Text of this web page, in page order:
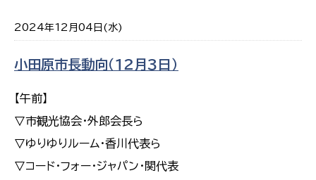
2024年12月04日(水)
小田原市長動向（１２月３日）
【午前】
▽市観光協会・外郎会長ら
▽ゆりゆりルーム・香川代表ら
▽コード・フォー・ジャパン・関代表